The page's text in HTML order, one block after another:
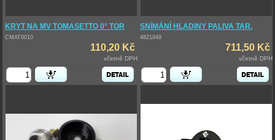
KRYT NA MV TOMASETTO 0° TOR
CMAT0010
110,20 Kč
včetně DPH
SNÍMÁNÍ HLADINY PALIVA TAR.
4821949
711,50 Kč
včetně DPH